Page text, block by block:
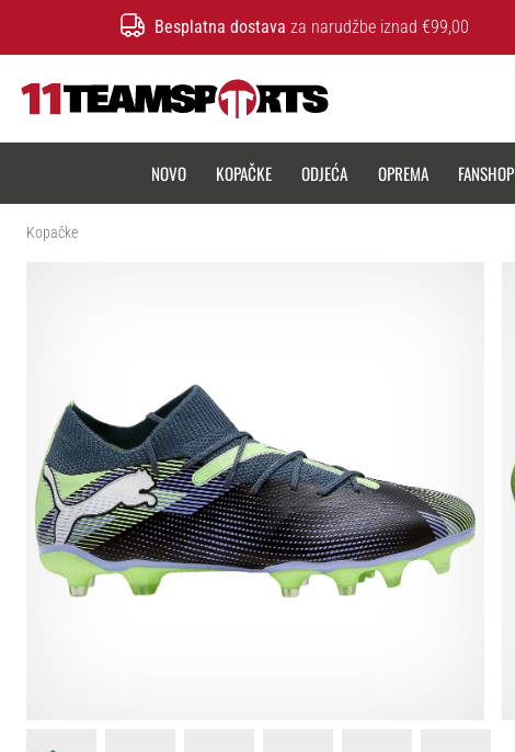
Besplatna dostava za narudžbe iznad €99,00
NOVO KOPAČKE ODJEĆA OPREMA FANSHOP
Kopačke